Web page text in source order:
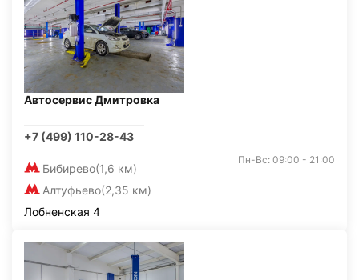
Автосервис Дмитровка
+7 (499) 110-28-43
Бибирево(1,6 км)
Алтуфьево(2,35 км)
Пн-Вс: 09:00 - 21:00
Лобненская 4